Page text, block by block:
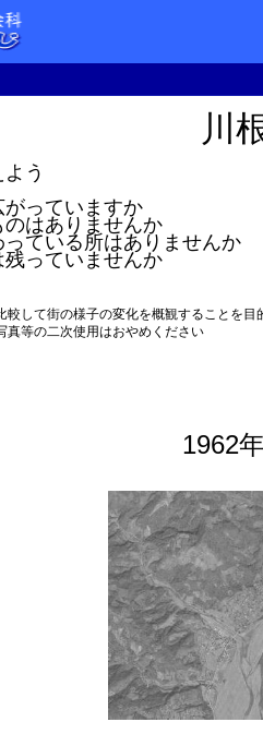
1962
川
う
がっていますか
のはありませんか
っている所はありませんか
残っていませんか
較して街の様子の変化を概観することを
真等の二次使用はおやめください